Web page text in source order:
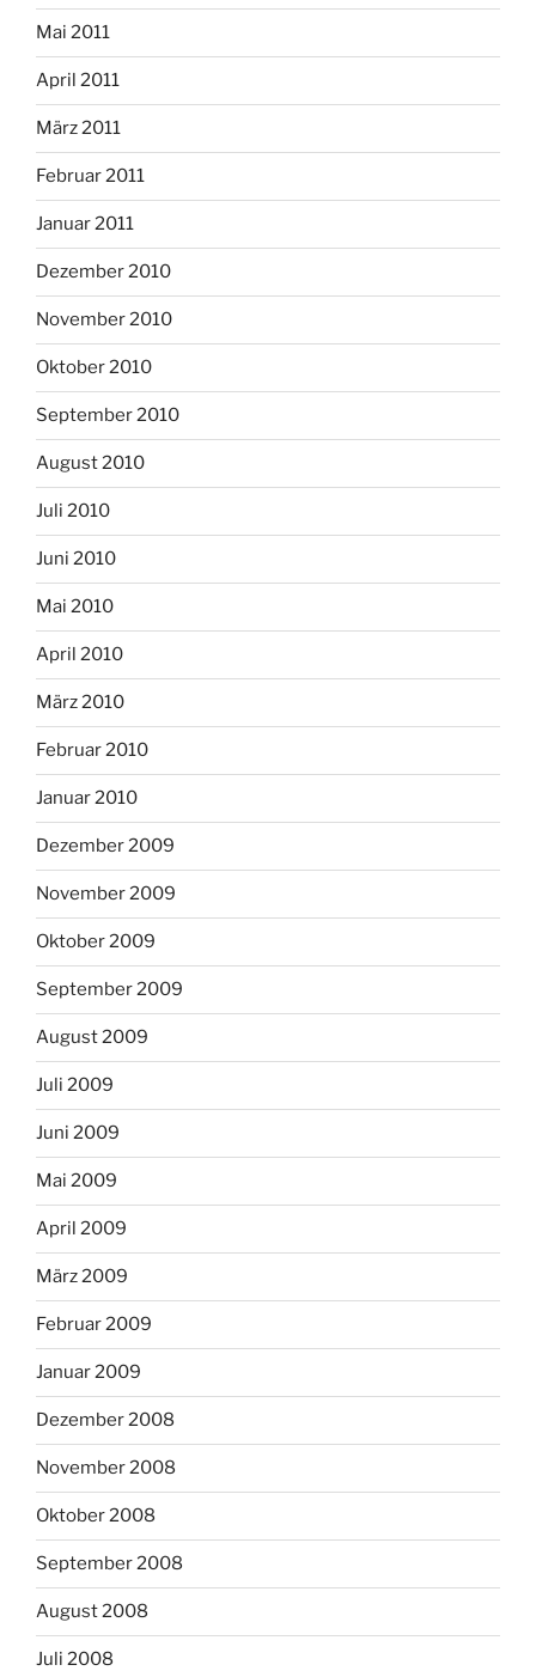
Mai 2011
April 2011
März 2011
Februar 2011
Januar 2011
Dezember 2010
November 2010
Oktober 2010
September 2010
August 2010
Juli 2010
Juni 2010
Mai 2010
April 2010
März 2010
Februar 2010
Januar 2010
Dezember 2009
November 2009
Oktober 2009
September 2009
August 2009
Juli 2009
Juni 2009
Mai 2009
April 2009
März 2009
Februar 2009
Januar 2009
Dezember 2008
November 2008
Oktober 2008
September 2008
August 2008
Juli 2008